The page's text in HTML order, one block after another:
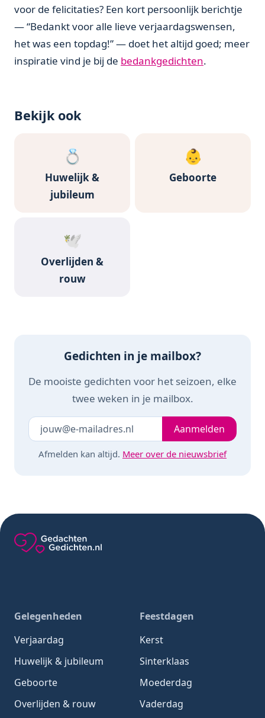
voor de felicitaties? Een kort persoonlijk berichtje
— “Bedankt voor alle lieve verjaardagswensen,
het was een topdag!” — doet het altijd goed; meer
inspiratie vind je bij de bedankgedichten.
Bekijk ook
💍
Huwelijk &
jubileum
👶
Geboorte
🕊️
Overlijden &
rouw
Gedichten in je mailbox?
De mooiste gedichten voor het seizoen, elke
twee weken in je mailbox.
Laat dit veld leeg Je e-mailadresAanmelden
Afmelden kan altijd. Meer over de nieuwsbrief
Gelegenheden
Verjaardag
Huwelijk & jubileum
Geboorte
Overlijden & rouw
Feestdagen
Kerst
Sinterklaas
Moederdag
Vaderdag